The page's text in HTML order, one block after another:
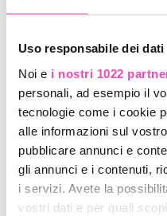
Uso responsabile dei dati
Noi e i nostri 1022
personali, ad esempio il
tecnologie come i cookie
alle informazioni sul
pubblicare annunci e
gli annunci e i contenuti,
i servizi. Avete la
vostri dati e per quali
€ 12,00